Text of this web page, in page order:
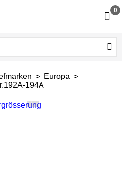
0
> Europa >
194A